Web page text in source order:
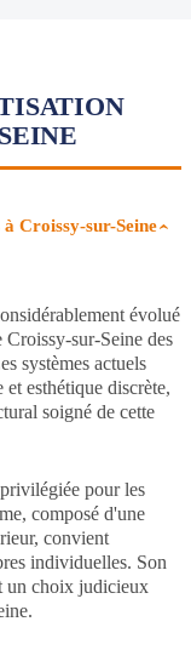
Croissy-sur-Seine
évolué
Croissy-sur-Seine des
systèmes actuels
esthétique discrète,
soigné de cette
pour les
composé d'une
convient
individuelles. Son
un choix judicieux